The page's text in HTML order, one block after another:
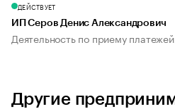
ДЕЙСТВУЕТ
ИП Серов Денис Александрович
Деятельность по приему
Другие